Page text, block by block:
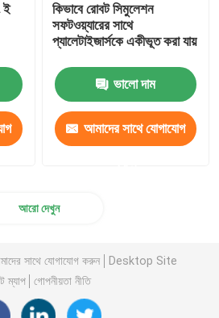
ই
কিভাবে রোবট সিমুলেশন
সফটওয়্যারের সাথে
প্যালেটাইজার্সকে একীভূত করা যায়
ভালো দাম
আমাদের সাথে যোগাযোগ
আরো দেখুন
সাথে যোগাযোগ করুন
Desktop Site
ম্যাপ
গোপনীয়তা নীতি